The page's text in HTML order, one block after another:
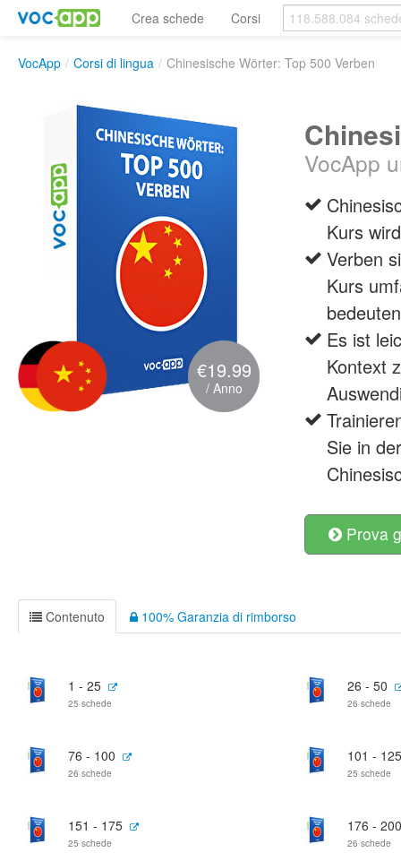
Crea schede Corsi
VocApp / Corsi di lingua / Chinesische Wörter: Top 500 Verben
€19.99
/ Anno
VocApp
Kurs
Verben
Kurs
Es ist
Kontext
Sie in
Prova
Contenuto 100% Garanzia di rimborso
1 - 25
25 schede
26 - 50
26 schede
76 - 100
26 schede
101 - 125
25 schede
151 - 175
25 schede
176 - 200
26 schede